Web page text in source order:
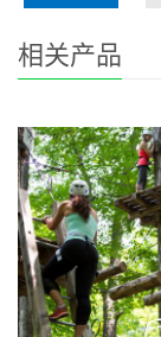
相关产品